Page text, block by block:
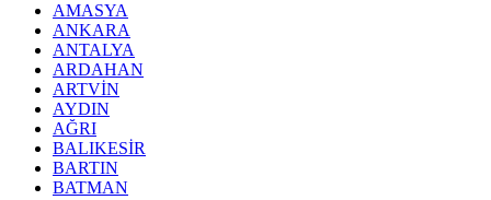
AMASYA
ANKARA
ANTALYA
ARDAHAN
ARTVİN
AYDIN
AĞRI
BALIKESİR
BARTIN
BATMAN